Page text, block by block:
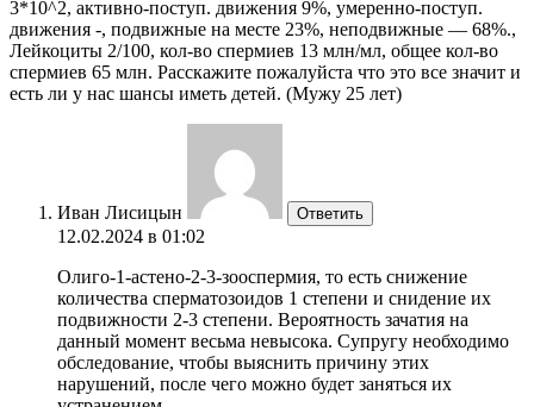
3*10^2, активно-поступ. движения 9%, умеренно-поступ.
движения -, подвижные на месте 23%, неподвижные — 68%.,
Лейкоциты 2/100, кол-во спермиев 13 млн/мл, общее кол-во
спермиев 65 млн. Расскажите пожалуйста что это все значит и
есть ли у нас шансы иметь детей. (Мужу 25 лет)
Иван Лисицын Ответить
12.02.2024 в 01:02
Олиго-1-астено-2-3-зооспермия, то есть снижение
количества сперматозоидов 1 степени и снидение их
подвижности 2-3 степени. Вероятность зачатия на
данный момент весьма невысока. Супругу необходимо
обследование, чтобы выяснить причину этих
нарушений, после чего можно будет заняться их